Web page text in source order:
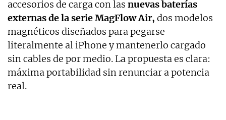
accesorios de carga con las nuevas baterías
externas de la serie MagFlow Air, dos modelos
magnéticos diseñados para pegarse
literalmente al iPhone y mantenerlo cargado
sin cables de por medio. La propuesta es clara:
máxima portabilidad sin renunciar a potencia
real.